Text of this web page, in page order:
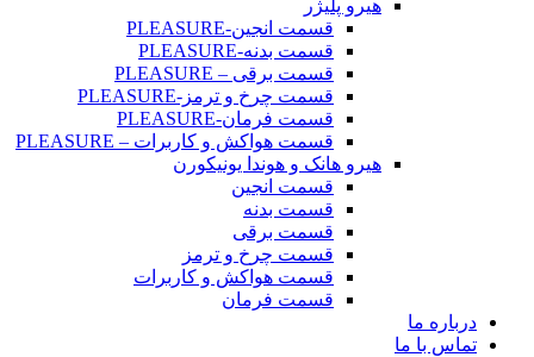
هیرو پلیژر
قسمت انجین-PLEASURE
قسمت بدنه-PLEASURE
قسمت برقی – PLEASURE
قسمت چرخ و ترمز-PLEASURE
قسمت فرمان-PLEASURE
قسمت هواکش و کاربرات – PLEASURE
هیرو هانک و هوندا یونیکورن
قسمت انجین
قسمت بدنه
قسمت برقی
قسمت چرخ و ترمز
قسمت هواکش و کاربرات
قسمت فرمان
درباره ما
تماس با ما